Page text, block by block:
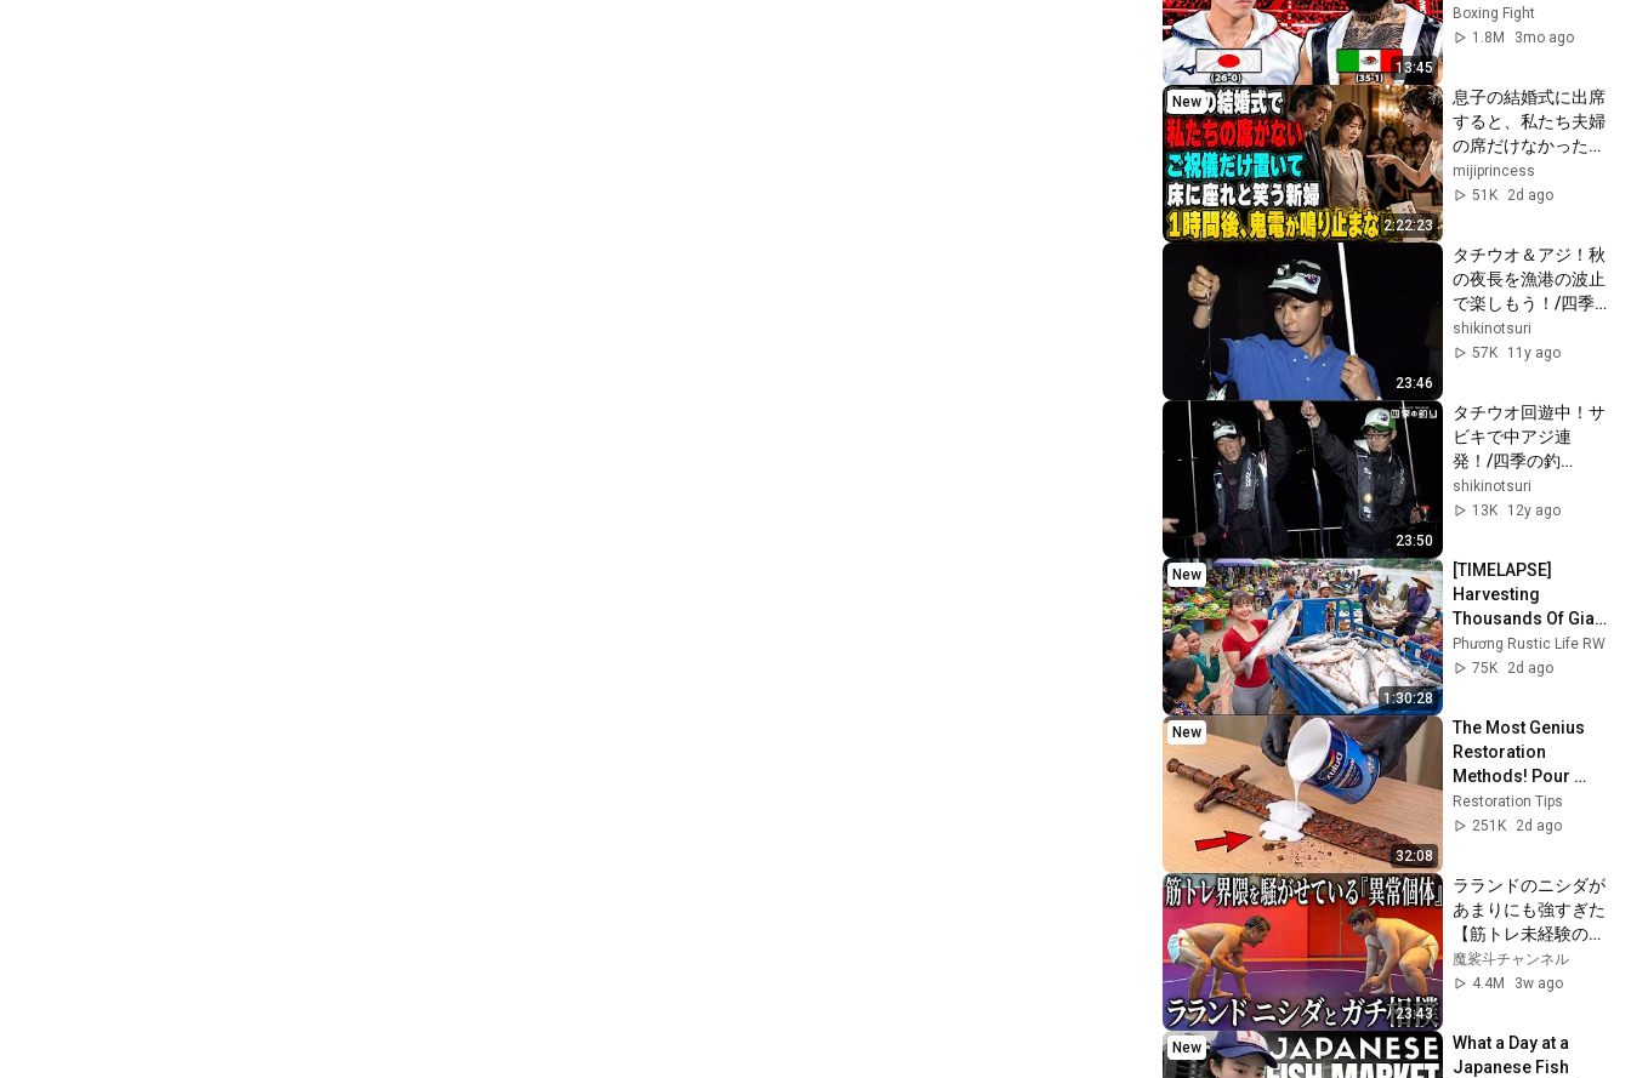
13:45
Inoue (Japan) vs
Luis Nery (Mexico) |
Boxing Fight
1.8M
3mo ago
2:22:23
New
息子の結婚式に出席
すると、私たち夫婦
の席だけなかった。
新婦は笑って「ご祝
儀だけ置いたら床に
w」夫は「帰ろ
う…」私も黙って式
場を後にした――1
時間後、新婦から鬼
のように電話が鳴り
始めた
mijiprincess
51K
2d ago
23:46
タチウオ＆アジ！秋
の夜長を漁港の波止
で楽しもう！/四季
の釣り/2014年10月
24日OA
shikinotsuri
57K
11y ago
23:50
タチウオ回遊中！サ
ビキで中アジ連
発！/四季の釣
り/2013年11月1日
OA
shikinotsuri
13K
12y ago
1:30:28
New
[TIMELAPSE]
Harvesting
Thousands Of Giant
Fish From Farmers'
Nets | Village
Phương Rustic Life RW
75K
2d ago
32:08
New
The Most Genius
Restoration
Methods! Pour
paint onto old rusty
sword You'll be
Restoration Tips
251K
2d ago
23:43
ラランドのニシダが
あまりにも強すぎた
【筋トレ未経験の異
常個体】
魔裟斗チャンネル
4.4M
3w ago
New
What a Day at a
Japanese Fish